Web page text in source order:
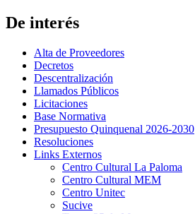
De interés
Alta de Proveedores
Decretos
Descentralización
Llamados Públicos
Licitaciones
Base Normativa
Presupuesto Quinquenal 2026-2030
Resoluciones
Links Externos
Centro Cultural La Paloma
Centro Cultural MEM
Centro Unitec
Sucive